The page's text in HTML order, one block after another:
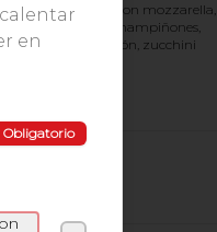
Pizza a la piedra con mozzarella,
salsa de tomate, champiñones,
alcachofa, pimentón, zucchini
en
Obligatorio